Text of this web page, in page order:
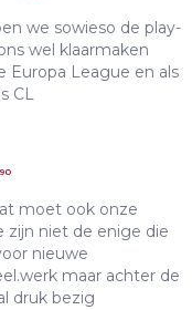
we sowieso de play-
wel klaarmaken
Europa League en als
CL
moet ook onze
zijn niet de enige die
nieuwe
maar achter de
druk bezig